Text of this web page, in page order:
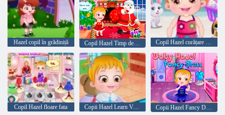
Hazel copil în grădiniță Copil Hazel Timp de Crăciun Copil Hazel curățare Timp
Copil Hazel floare fata Copii Hazel Learn Vehicule Copii Hazel Fancy Dress